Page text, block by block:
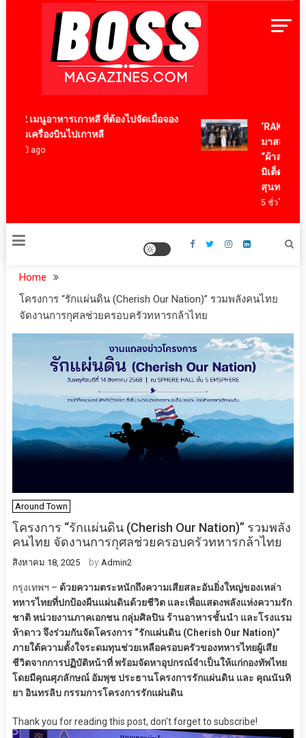
BossMagazinesThailand
12 เมนูอาหารเกาหลี ที่ต้องไปจัดเมื่อจอง
ตั๋วเครื่องบินไปเกาหลี
4 ปี ago
มาสเตอร์พีซค
“ผ้าลายน้ำไ
มิเต็ด ถ่ายท
สุนทรียภาพร
5 ชั่วโมง ago
Home
โครงการ “รักแผ่นดิน (Cherish Our Nation)” รวมพลังคนไทย
จัดงานการกุศลช่วยครอบครัวทหารกล้าไทย
Around Town
โครงการ “รักแผ่นดิน (Cherish Our Nation)” รวมพลัง
คนไทย จัดงานการกุศลช่วยครอบครัวทหารกล้าไทย
สิงหาคม 18, 2025 by Admin2
กรุงเทพฯ – ด้วยความตระหนักถึงความเสียสละอันยิ่งใหญ่ของเหล่า
ทหารไทยที่ปกป้องผืนแผ่นดินด้วยชีวิต และเพื่อแสดงพลังแห่งความรัก
ชาติ หน่วยงานภาคเอกชน กลุ่มศิลปิน ร้านอาหารชั้นนำ และโรงแรม
ห้าดาว จึงร่วมกันจัดโครงการ “รักแผ่นดิน (Cherish Our Nation)”
ภายใต้ความตั้งใจระดมทุนช่วยเหลือครอบครัวของทหารไทยผู้เสีย
ชีวิตจากการปฏิบัติหน้าที่ พร้อมจัดหาอุปกรณ์จำเป็นให้แก่กองทัพไทย
โดยมีคุณศุภลักษณ์ อัมพุช ประธานโครงการรักแผ่นดิน และ คุณนันทิ
ยา อินทรลิบ กรรมการโครงการรักแผ่นดิน
Thank you for reading this post, don't forget to subscribe!